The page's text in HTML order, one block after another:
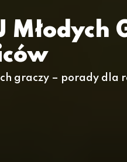
Młodych
graczy – porady dla